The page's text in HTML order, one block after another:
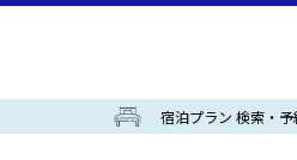
宿泊プラン 検索・予